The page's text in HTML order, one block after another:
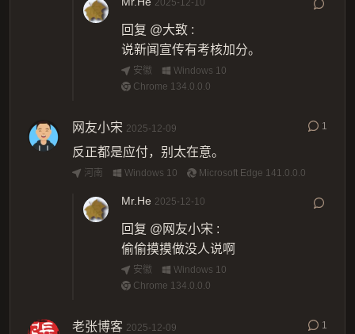
2025-12-10
回复 @大致 :
说新闻宣传有考核加分。
安徽
Windows 10
Chrome 134.0.0.0
网友小宋 2025-12-09 1
反正都是应付，别太在意。
河南 Windows 10 Microsoft Edge 141.0.0.0
Mr.He 2025-12-10
回复 @网友小宋 :
偷偷摸摸做没人说啊
安徽
Windows 10
Chrome 134.0.0.0
老张博客 2025-12-09 1